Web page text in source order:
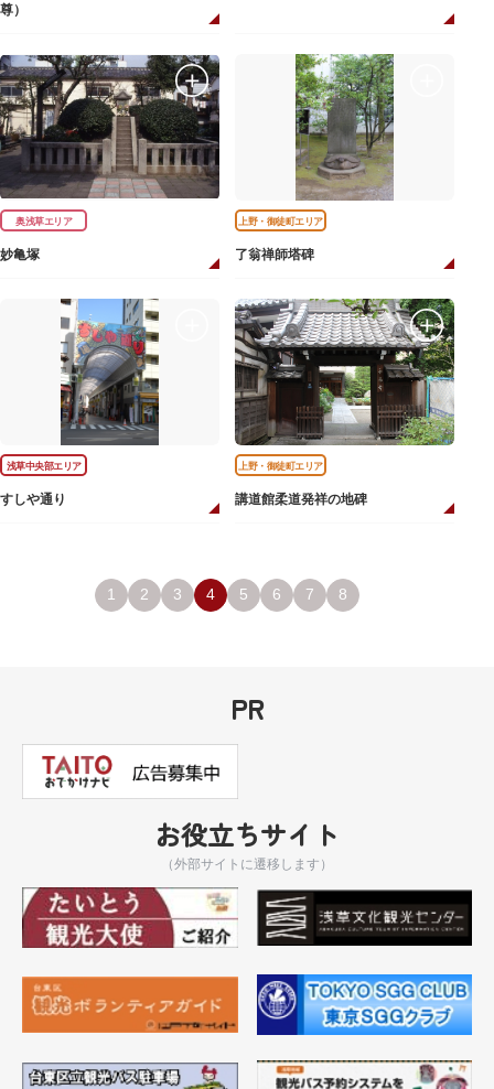
尊）
奥浅草エリア
妙亀塚
上野・御徒町エリア
了翁禅師塔碑
浅草中央部エリア
すしや通り
上野・御徒町エリア
講道館柔道発祥の地碑
1 2 3 4 5 6 7 8
PR
お役立ちサイト
（外部サイトに遷移します）